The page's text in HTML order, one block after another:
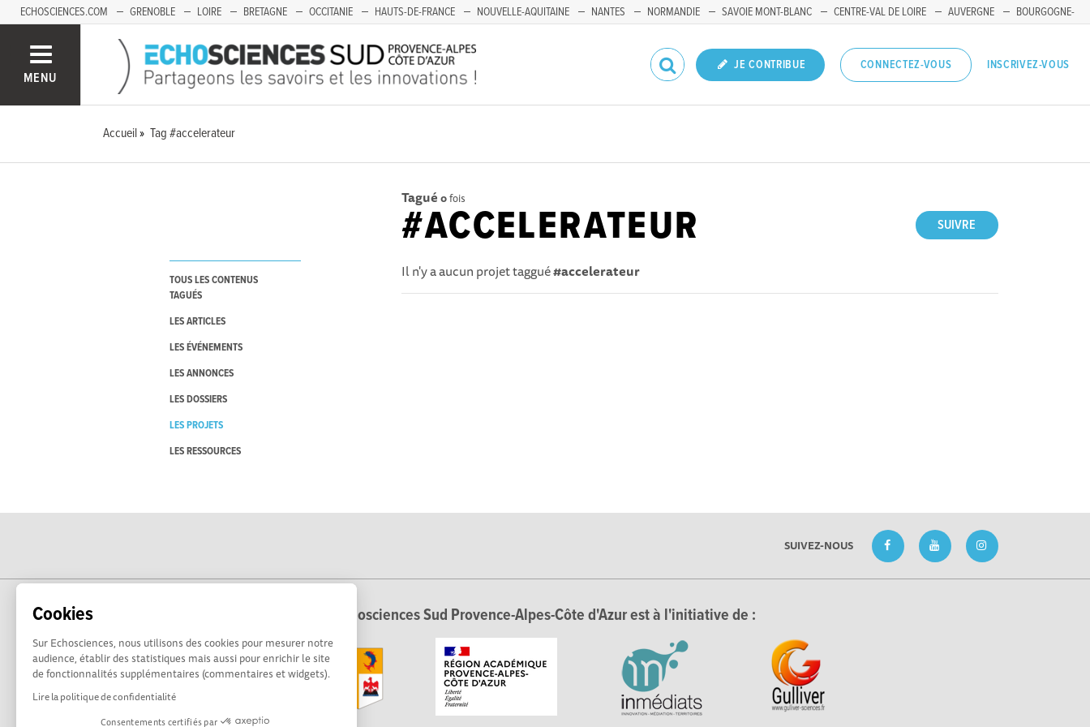
Cookies
Sur Echosciences, nous utilisons des cookies pour mesurer notre
audience, établir des statistiques mais aussi pour enrichir le site
de fonctionnalités supplémentaires (commentaires et widgets).
Lire la politique de confidentialité
Consentements certifiés par
ECHOSCIENCES.COM GRENOBLE LOIRE BRETAGNE OCCITANIE HAUTS-DE-FRANCE NOUVELLE-AQUITAINE NANTES NORMANDIE SAVOIE MONT-BLANC CENTRE-VAL DE LOIRE AUVERGNE
BOURGOGNE-
MENU
JE CONTRIBUE CONNECTEZ-VOUS INSCRIVEZ-VOUS
Accueil Tag #accelerateur
TOUS LES CONTENUS
TAGUÉS
LES ARTICLES
LES ÉVÉNEMENTS
LES ANNONCES
LES DOSSIERS
LES PROJETS
LES RESSOURCES
Tagué 0fois
SUIVRE
#ACCELERATEUR
Il n'y a aucun projet taggué#accelerateur
SUIVEZ-NOUS
Echosciences Sud Provence-Alpes-Côte d'Azur est à l'initiative de :